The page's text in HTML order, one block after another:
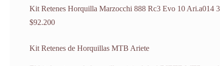
Kit Retenes Horquilla Marzocchi 888 Rc3 Evo 10 Ari.a014
$92.200
Kit Retenes de Horquillas MTB Ariete